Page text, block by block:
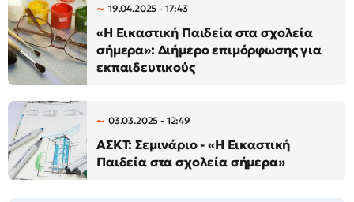
19.04.2025 - 17:43
«Η Εικαστική Παιδεία στα σχολεία
σήμερα»: Διήμερο επιμόρφωσης για
εκπαιδευτικούς
03.03.2025 - 12:49
ΑΣΚΤ: Σεμινάριο - «Η Εικαστική
Παιδεία στα σχολεία σήμερα»